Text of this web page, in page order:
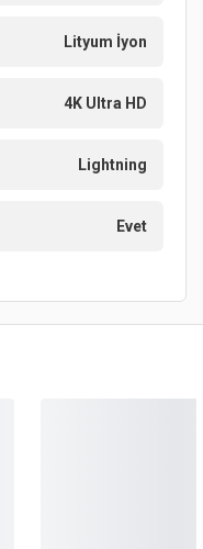
Lityum İyon
4K Ultra HD
Lightning
Evet